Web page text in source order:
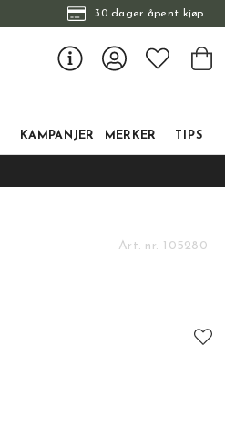
30 dager åpent kjøp
KAMPANJER MERKER TIPS
Art. nr. 105280